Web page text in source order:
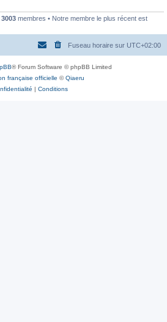
3003 membres • Notre membre le plus récent est
Fuseau horaire sur UTC+02:00
® Forum Software © phpBB Limited
française officielle ©Qiaeru
| Conditions